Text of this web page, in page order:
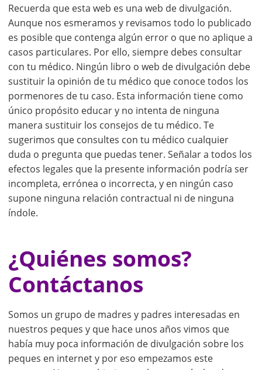
Recuerda que esta web es una web de divulgación.
Aunque nos esmeramos y revisamos todo lo publicado
es posible que contenga algún error o que no aplique a
casos particulares. Por ello, siempre debes consultar
con tu médico. Ningún libro o web de divulgación debe
sustituir la opinión de tu médico que conoce todos los
pormenores de tu caso. Esta información tiene como
único propósito educar y no intenta de ninguna
manera sustituir los consejos de tu médico. Te
sugerimos que consultes con tu médico cualquier
duda o pregunta que puedas tener. Señalar a todos los
efectos legales que la presente información podría ser
incompleta, errónea o incorrecta, y en ningún caso
supone ninguna relación contractual ni de ninguna
índole.
¿Quiénes somos?
Contáctanos
Somos un grupo de madres y padres interesadas en
nuestros peques y que hace unos años vimos que
había muy poca información de divulgación sobre los
peques en internet y por eso empezamos este